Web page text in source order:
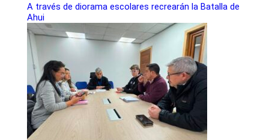
A través de diorama escolares recrearán la Batalla de
Ahui